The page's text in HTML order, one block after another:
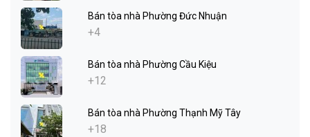
Bán tòa nhà Phường Đức Nhuận
+4
Bán tòa nhà Phường Cầu Kiệu
+12
Bán tòa nhà Phường Thạnh Mỹ Tây
+18